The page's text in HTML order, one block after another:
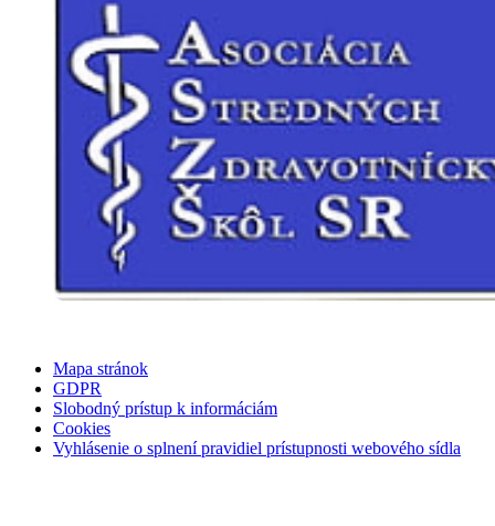
Mapa stránok
GDPR
Slobodný prístup k informáciám
Cookies
Vyhlásenie o splnení pravidiel prístupnosti webového sídla